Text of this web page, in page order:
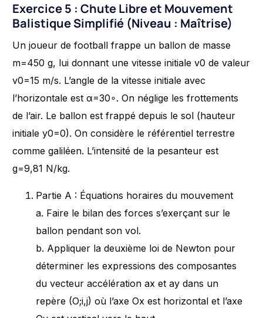
Exercice 5 : Chute Libre et Mouvement
Balistique Simplifié (Niveau : Maîtrise)
Un joueur de football frappe un ballon de masse
m=450 g, lui donnant une vitesse initiale v0​ de valeur
v0​=15 m/s. L’angle de la vitesse initiale avec
l’horizontale est α=30∘. On néglige les frottements
de l’air. Le ballon est frappé depuis le sol (hauteur
initiale y0​=0). On considère le référentiel terrestre
comme galiléen. L’intensité de la pesanteur est
g=9,81 N/kg.
Partie A : Équations horaires du mouvement
a. Faire le bilan des forces s’exerçant sur le
ballon pendant son vol.
b. Appliquer la deuxième loi de Newton pour
déterminer les expressions des composantes
du vecteur accélération ax​ et ay​ dans un
repère (O;i,j​) où l’axe Ox est horizontal et l’axe